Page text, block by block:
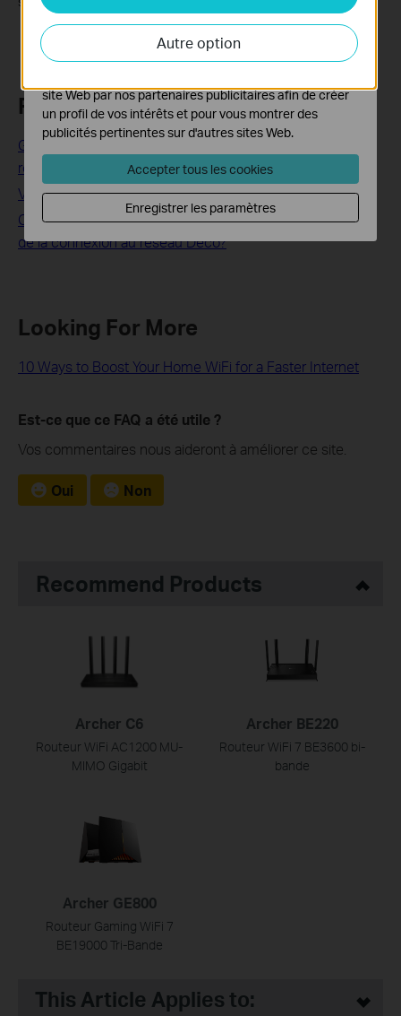
Related FAQs
Guide de positionnement et d'installation de l'antenne du
routeur TP-Link : 6 conseils pour un meilleur Wi-Fi
Votre routeur TP-Link ne se connecte pas à Internet ?
Que puis-je faire si la connexion Internet est instable lors
de la connexion au réseau Deco?
Looking For More
10 Ways to Boost Your Home WiFi for a Faster Internet
Est-ce que ce FAQ a été utile ?
Vos commentaires nous aideront à améliorer ce site.
Oui Non
Recommend Products
Archer C6
Routeur WiFi AC1200 MU-
MIMO Gigabit
Archer BE220
Routeur WiFi 7 BE3600 bi-
bande
Archer GE800
Routeur Gaming WiFi 7
BE19000 Tri-Bande
This Article Applies to:
Autre option
Les cookies d'analyse nous permettent d'analyser vos
activités sur notre site Web pour améliorer et ajuster les
fonctionnalités de notre site Web.
site Web par nos partenaires publicitaires afin de créer
un profil de vos intérêts et pour vous montrer des
publicités pertinentes sur d'autres sites Web.
Accepter tous les cookies
Enregistrer les paramètres